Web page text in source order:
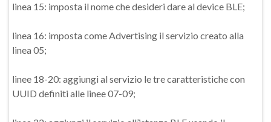
linea 15: imposta il nome che desideri dare al device BLE;
linea 16: imposta come Advertising il servizio creato alla
linea 05;
linee 18-20: aggiungi al servizio le tre caratteristiche con
UUID definiti alle linee 07-09;